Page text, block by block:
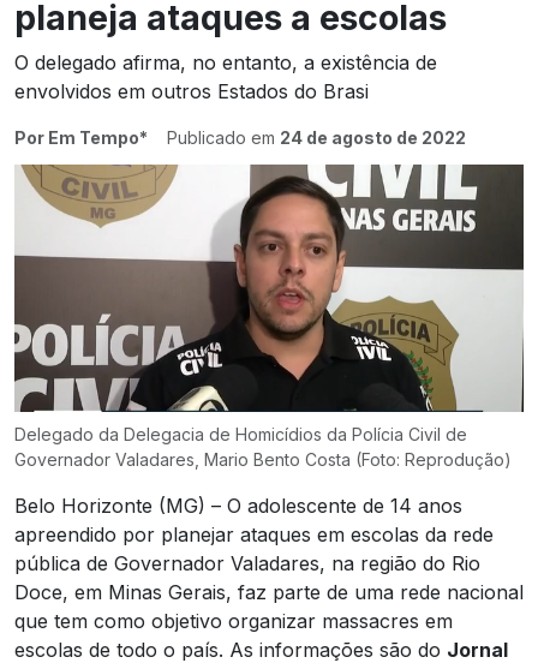
planeja ataques a escolas
O delegado afirma, no entanto, a existência de
envolvidos em outros Estados do Brasi
Por Em Tempo* Publicado em 24 de agosto de 2022
Delegado da Delegacia de Homicídios da Polícia Civil de
Governador Valadares, Mario Bento Costa (Foto: Reprodução)
Belo Horizonte (MG) – O adolescente de 14 anos
apreendido por planejar ataques em escolas da rede
pública de Governador Valadares, na região do Rio
Doce, em Minas Gerais, faz parte de uma rede nacional
que tem como objetivo organizar massacres em
escolas de todo o país. As informações são do Jornal